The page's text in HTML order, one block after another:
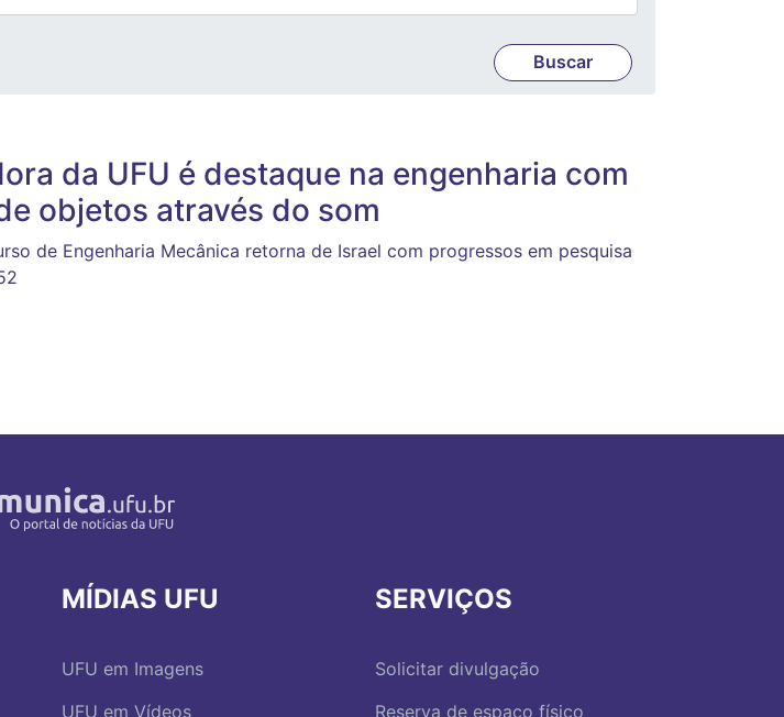
da UFU é destaque na engenharia com
objetos através do som
de Engenharia Mecânica retorna de Israel com progressos em pesquisa
MÍDIAS UFU
UFU em Imagens
UFU em Vídeos
SERVIÇOS
Solicitar divulgação
Reserva de espaço físico